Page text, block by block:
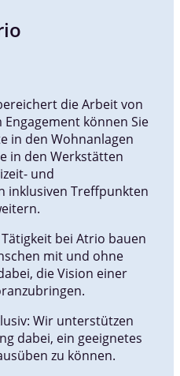
die Arbeit von
können Sie
in den Wohnanlagen
in den Werkstätten
und
inklusiven Treffpunkten
bei Atrio bauen
mit und ohne
die Vision einer
Wir unterstützen
dabei, ein geeignetes
zu können.